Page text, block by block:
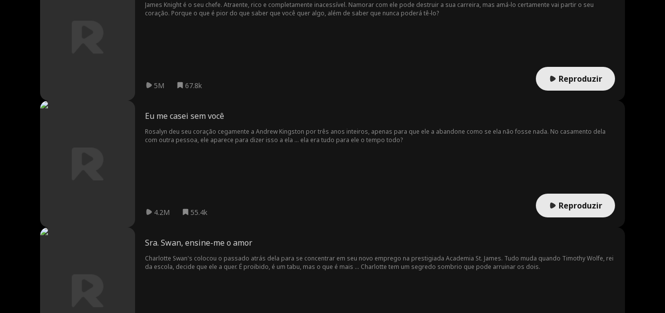
James Knight é o seu chefe. Atraente, rico e completamente inacessível. Namorar com ele pode destruir a sua carreira, mas amá-lo certamente vai partir o seu
coração. Porque o que é pior do que saber que você quer algo, além de saber que nunca poderá tê-lo?
5M 67.8k
Reproduzir
Eu me casei sem você
Rosalyn deu seu coração cegamente a Andrew Kingston por três anos inteiros, apenas para que ele a abandone como se ela não fosse nada. No casamento dela
com outra pessoa, ele aparece para dizer isso a ela ... ela era tudo para ele o tempo todo?
4.2M 55.4k
Reproduzir
Sra. Swan, ensine-me o amor
Charlotte Swan's colocou o passado atrás dela para se concentrar em seu novo emprego na prestigiada Academia St. James. Tudo muda quando Timothy Wolfe, rei
da escola, decide que ele a quer. É proibido, é um tabu, mas o que é mais ... Charlotte tem um segredo sombrio que pode arruinar os dois.